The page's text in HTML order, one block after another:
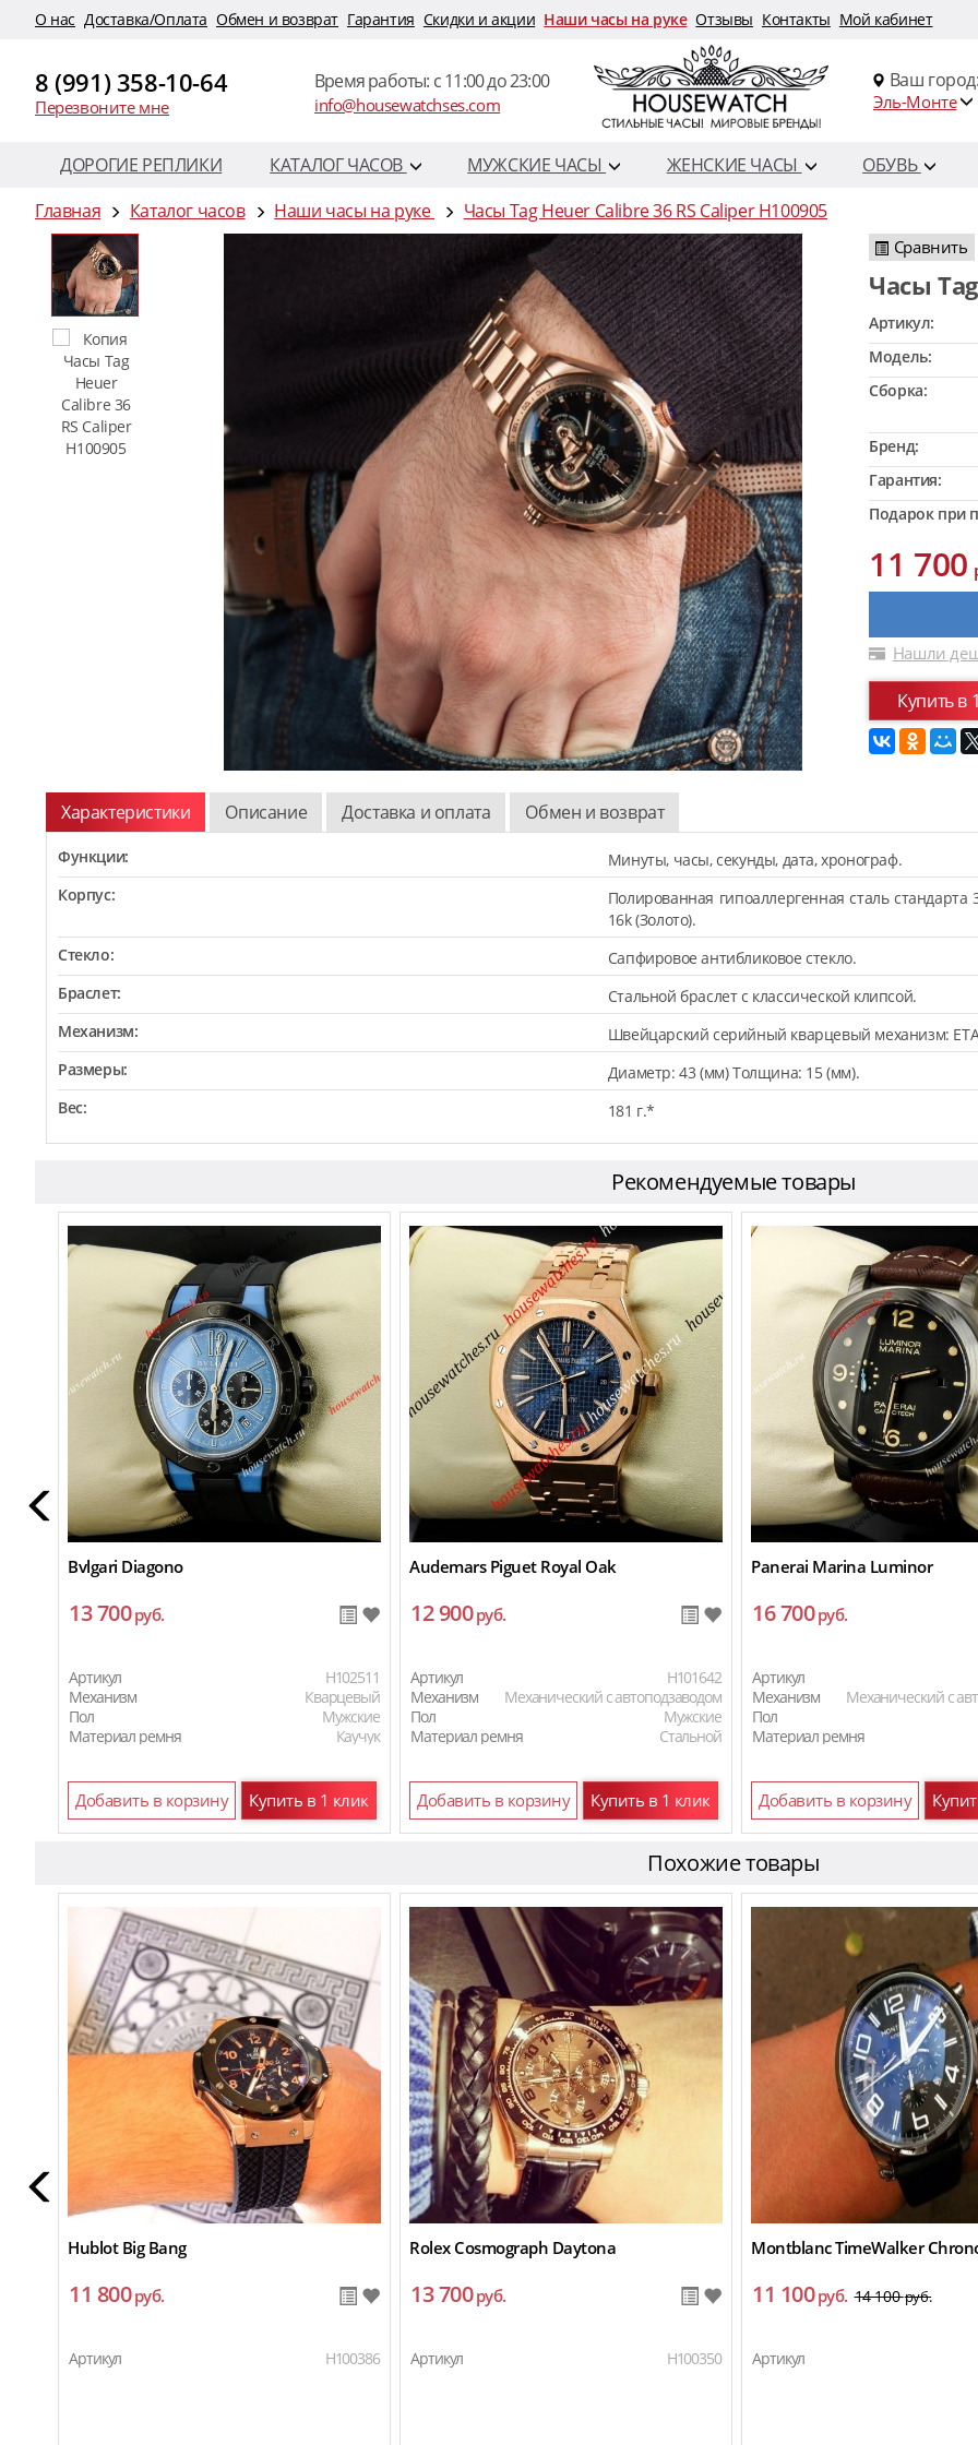
O нас Доставка/Оплата Обмен и возврат Гарантия Скидки и акции Наши часы на руке Отзывы Контакты Мой кабинет
8 (991) 358-10-64
Перезвоните мне
Время работы: c 11:00 до 23:00
info@housewatchses.com
Ваш город:
Эль-Монте
ДОРОГИЕ РЕПЛИКИ КАТАЛОГ ЧАСОВ МУЖСКИЕ ЧАСЫ ЖЕНСКИЕ ЧАСЫ ОБУВЬ
Главная
Каталог часов Наши часы на руке Часы Tag Heuer Calibre 36 RS Caliper H100905
Сравнить
Часы
Артикул:
Модель:
Сборка:
Бренд:
Гарантия:
Подарок при
11 700
Нашли
Купить в
Характеристики Описание Доставка и оплата Обмен и возврат
Функции:
Минуты, часы, секунды, дата, хронограф.
Корпус:
Полированная гипоаллергенная сталь
16k (Золото).
Стекло:
Сапфировое антибликовое стекло.
Браслет:
Стальной браслет с классической клипсой.
Механизм:
Швейцарский серийный кварцевый механизм:
Размеры:
Диаметр: 43 (мм) Толщина: 15 (мм).
Вес:
181 г.*
Рекомендуемые товары
Bvlgari Diagono
13 700руб.
Артикул
H102511
Механизм
Кварцевый
Пол
Мужские
Материал ремня
Каучук
Добавить в корзину Купить в 1 клик
Audemars Piguet Royal Oak
12 900руб.
Артикул
H101642
Механизм
Механический с автоподзаводом
Пол
Мужские
Материал ремня
Стальной
Добавить в корзину Купить в 1 клик
Panerai Marina Luminor
16 700руб.
Артикул
Механизм
Механический с
Пол
Материал ремня
Добавить в корзину
Похожие товары
Hublot Big Bang
11 800руб.
Артикул H100386
Rolex Cosmograph Daytona
13 700руб.
Артикул H100350
Montblanc TimeWalker
11 100руб. 14 100руб.
Артикул